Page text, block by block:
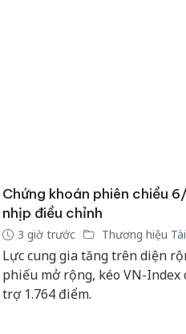
Chứng khoán phiên chiều
nhịp điều chỉnh
3 giờ trước Thương hiệu
Lực cung gia tăng trên diện
phiếu mở rộng, kéo VN-
trợ 1.764 điểm.